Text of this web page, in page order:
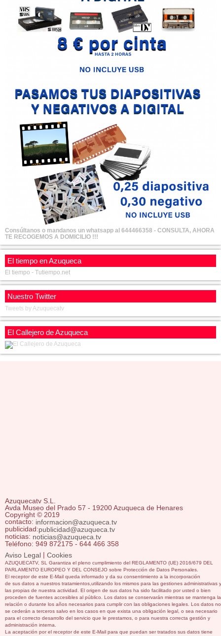
Consúltanos o mandanos un whatsapp al 644466358 - CONSULTA, AHORA
TE RECOGEMOS A DOMICILIO !!!
El tiempo en Azuqueca
El tiempo - Tutiempo.net
Nuestro Twitter
Tweets by Azuquecatv
El Callejero de Azuqueca
Azuquecatv S.L.
Avda Museo del Prado 57 - 19200 Azuqueca de Henares
Copyright © 2019
contacto: informacion@azuqueca.tv
publicidad:publicidad@azuqueca.tv
noticias: noticias@azuqueca.tv
Teléfono: 949 872175 - 644 466 358
Aviso Legal | Cookies
AZUQUECATV, SL Garantiza el pleno cumplimiento del REGLAMENTO (UE) 2016/679 DEL
PARLAMENTO EUROPEO Y DEL CONSEJO sobre Protección de Datos Personales.
El receptor de este E-Mail queda informado y da su consentimiento a la incorporación
de sus datos a nuestros tratamientos,utilizando los mismos para las gestiones administrativas y
las propias de nuestra actividad. El origen de sus datos ha sido facilitado por usted o bien
proceden de fuentes accesibles al público. Los datos se conservarán mientras se mantenga la
relación o durante los años necesarios para cumplir con las obligaciones legales. Los datos no
se cederán a terceros salvo en los casos en que exista una obligación legal, o sea necesario
para el correcto desarrollo del servicio que le prestamos, o para nuestra correcta gestión y
administración interna.
La aceptación por el receptor de este E-Mail para que puedan ser tratados sus datos tiene